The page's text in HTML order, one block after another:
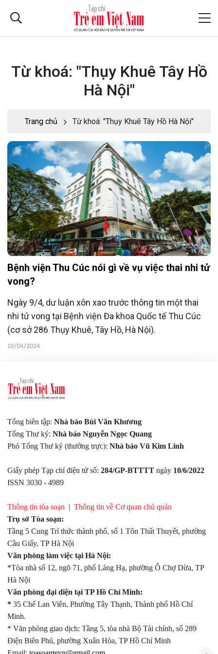
Từ khoá: "Thụy Khuê Tây Hồ
Hà Nội"
Trang chủ Từ khoá: "Thụy Khuê Tây Hồ Hà Nội"
Bệnh viện Thu Cúc nói gì về vụ việc thai nhi tử
vong?
Ngày 9/4, dư luận xôn xao trước thông tin một thai
nhi tử vong tại Bệnh viện Đa khoa Quốc tế Thu Cúc
(cơ sở 286 Thụy Khuê, Tây Hồ, Hà Nội).
10/04/2024
Tổng biên tập: Nhà báo Bùi Văn Khương
Tổng Thư ký: Nhà báo Nguyễn Ngọc Quang
Phó Tổng Thư ký (thường trực): Nhà báo Vũ Kim Linh
Giấy phép Tạp chí điện tử số: 284/GP-BTTTT ngày 10/6/2022
ISSN 3030 - 4989
Thông tin tòa soạn | Thông tin về Cơ quan chủ quản
Trụ sở Tòa soạn:
Tầng 5 Cung Trí thức thành phố, số 1 Tôn Thất Thuyết, phường
Cầu Giấy, TP Hà Nội
Văn phòng làm việc tại Hà Nội:
*Tòa nhà số 12, ngõ 71, phố Láng Hạ, phường Ô Chợ Dừa, TP
Hà Nội
Văn phòng đại diện tại TP Hồ Chí Minh:
* 35 Chế Lan Viên, Phường Tây Thạnh, Thành phố Hồ Chí
Minh.
* Văn phòng giao dịch: Tầng 5, tòa nhà Bộ Tài chính, số 289
Điện Biên Phủ, phường Xuân Hòa, TP Hồ Chí Minh